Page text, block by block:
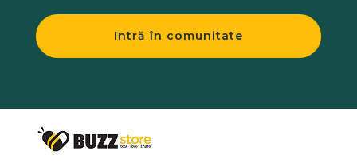
Intră în comunitate